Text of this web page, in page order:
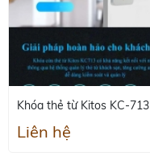
Khóa thẻ từ Kitos KC-713
Liên hệ